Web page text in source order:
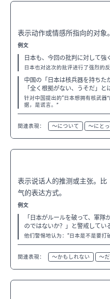
表示动作或情感所指向的对象
例文
日本も、今回の批判に対して強
日本也对这次的批评进行了强烈的反
中国の「日本は核兵器を持ちた
「全く根拠がない、うそだ」と
针对中国提出的“日本想拥有核武器
据，是谎言。”
関連表現： 〜について 〜にと
表示说话人的推测或主张。
气的表达方式。
例文
「日本がルールを破って、軍
のではないか？」と警戒してい
他们警惕地认为：“日本是不是要打
関連表現： 〜かもしれない 〜